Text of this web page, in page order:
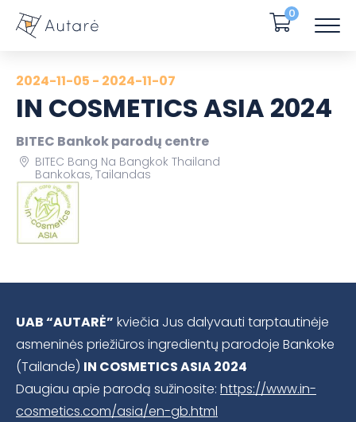
0
2024-11-05 - 2024-11-07
IN COSMETICS ASIA 2024
BITEC Bankok parodų centre
BITEC Bang Na Bangkok Thailand
Bankokas, Tailandas
UAB “AUTARĖ” kviečia Jus dalyvauti tarptautinėje
asmeninės priežiūros ingredientų parodoje Bankoke
(Tailande) IN COSMETICS ASIA 2024
Daugiau apie parodą sužinosite: https://www.in-
cosmetics.com/asia/en-gb.html